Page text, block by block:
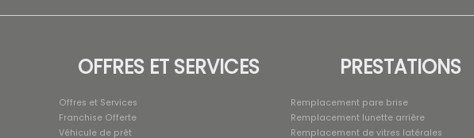
OFFRES ET SERVICES
Offres et Services
Franchise Offerte
Véhicule de prêt
PRESTATIONS
Remplacement pare brise
Remplacement lunette arrière
Remplacement de vitres latérales